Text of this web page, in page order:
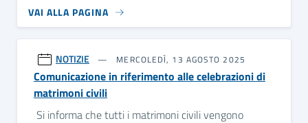
VAI ALLA PAGINA
NOTIZIE MERCOLEDÌ, 13 AGOSTO 2025
Comunicazione in riferimento alle celebrazioni di
matrimoni civili
Si informa che tutti i matrimoni civili vengono